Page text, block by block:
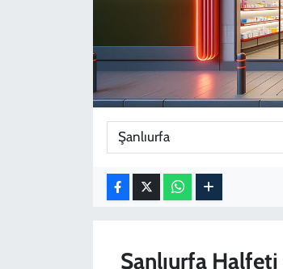
Şanlıurfa Halfeti
YAZARLAR